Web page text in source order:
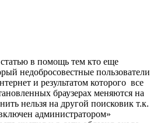
в помощь тем кто еще
недобросовестные пользователи
и результатом которого все
браузерах меняются на
нельзя на другой поисковик т.к.
администратором»